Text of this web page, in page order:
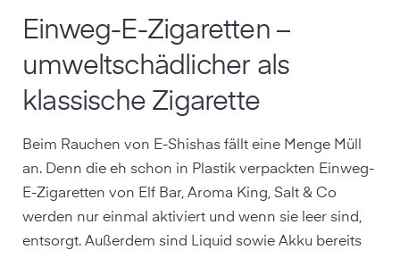
Einweg-E-Zigaretten –
umweltschädlicher als
klassische Zigarette
Beim Rauchen von E-Shishas fällt eine Menge Müll
an. Denn die eh schon in Plastik verpackten Einweg-
E-Zigaretten von Elf Bar, Aroma King, Salt & Co
werden nur einmal aktiviert und wenn sie leer sind,
entsorgt. Außerdem sind Liquid sowie Akku bereits